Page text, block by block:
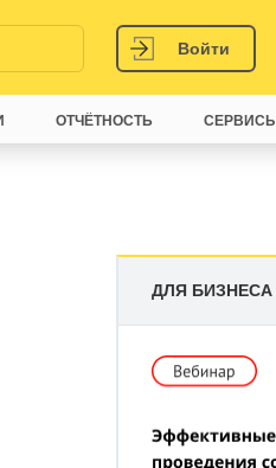
Войти
ДЛЯ БИЗНЕСА
ОТЧЁТНОСТЬ СЕРВИСЫ